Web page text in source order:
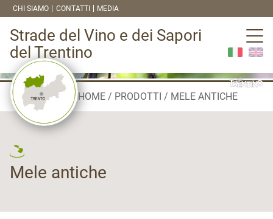
CHI SIAMO CONTATTI MEDIA
Strade del Vino e dei Sapori
del Trentino
HOME PRODOTTI MELE ANTICHE
Mele antiche